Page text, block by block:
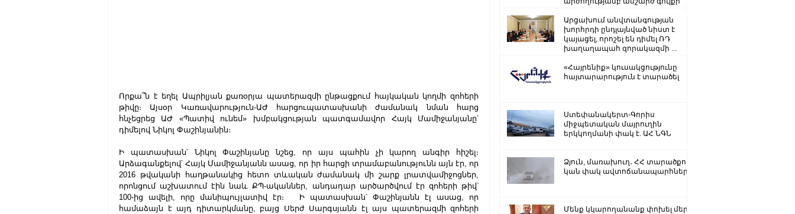
Որքա՞ն է եղել Ապրիլյան քառօրյա պատերազմի ընթացքում հայկական կողմի զոհերի
թիվը։ Այսօր Կառավարություն-ԱԺ հարցուպատասխանի ժամանակ նման հարց
հնչեցրեց ԱԺ «Պատիվ ունեմ» խմբակցության պատգամավոր Հայկ Մամիջանյանը՝
դիմելով Նիկոլ Փաշինյանին։
Ի պատասխան՝ Նիկոլ Փաշինյանը նշեց, որ այս պահին չի կարող անգիր հիշել։
Արձագանքելով՝ Հայկ Մամիջանյանն ասաց, որ իր հարցի տրամաբանությունն այն էր, որ
2016 թվականի հաղթանակից հետո տևական ժամանակ մի շարք լրատվամիջոցներ,
որոնցում աշխատում էին նաև ՔՊ-ականներ, անդադար արծարծվում էր զոհերի թիվ՝
100-ից ավելի, որը մանիպույլատիվ էր։   Ի պատասխան՝ Փաշինյանն էլ ասաց, որ
համաձայն է այդ դիտարկմանը, բայց Սերժ Սարգսյանն էլ այս պատերազմի զոհերի
Արցախում անվտանգության
խորհրդի ընդլայնված նիստ է
կայացել, որոշել են դիմել ՌԴ
խաղաղապահ զորակազմի ...
«Հայրենիք» կուսակցությունը
հայտարարություն է տարածել
Ստեփանակերտ-Գորիս
միջպետական մայրուղին
երկկողմանի փակ է. ԱՀ ՆԳՆ
Ձյուն, մառախուղ․ ՀՀ տարածքում
կան փակ ավտոճանապարհներ
Մենք կկարողանանք փոխել մեր